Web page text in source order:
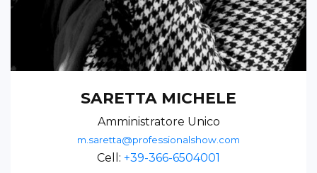
SARETTA MICHELE
Amministratore Unico
m.saretta@professionalshow.com
Cell: +39-366-6504001